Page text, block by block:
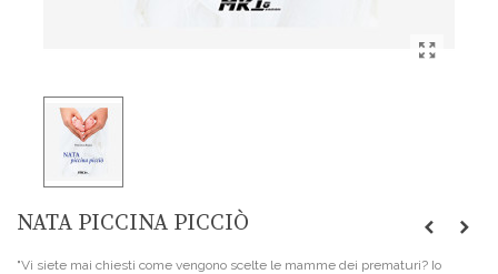
NATA PICCINA PICCIÒ
"Vi siete mai chiesti come vengono scelte le mamme dei prematuri? Io